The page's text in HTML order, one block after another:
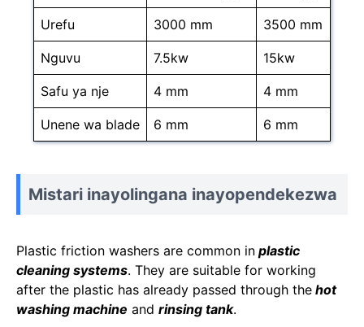
Urefu 3000 mm 3500 mm
Nguvu 7.5kw 15kw
Safu ya nje 4 mm 4 mm
Unene wa blade 6 mm 6 mm
Mistari inayolingana inayopendekezwa
Plastic friction washers are common in plastic
cleaning systems. They are suitable for working
after the plastic has already passed through the hot
washing machine and rinsing tank.